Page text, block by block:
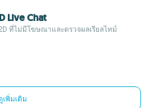
Live Chat
ที่ไม่มีโฆษณาและตรวจผลเรียลไทม์
เพิ่มเติม